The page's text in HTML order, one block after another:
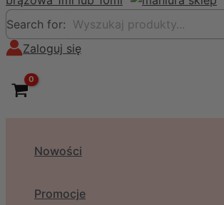
Search for:
Zaloguj się
Nowości
Promocje